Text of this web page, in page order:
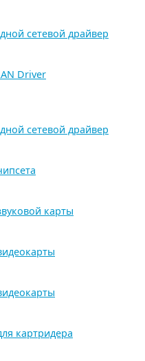
сетевой драйвер
Driver
сетевой драйвер
карты
картридера